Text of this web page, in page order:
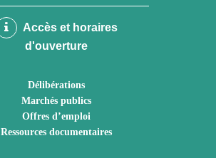
Accès et horaires
d'ouverture
Délibérations
Marchés publics
Offres d’emploi
Ressources documentaires